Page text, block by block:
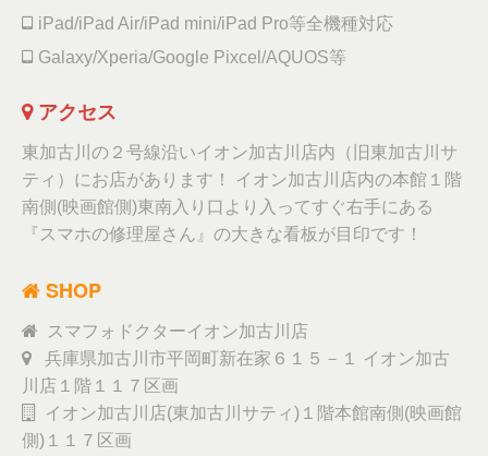
iPad/iPad Air/iPad mini/iPad Pro等全機種対応
Galaxy/Xperia/Google Pixcel/AQUOS等
アクセス
東加古川の２号線沿いイオン加古川店内（旧東加古川サ
ティ）にお店があります！ イオン加古川店内の本館１階
南側(映画館側)東南入り口より入ってすぐ右手にある
『スマホの修理屋さん』の大きな看板が目印です！
SHOP
スマフォドクターイオン加古川店
兵庫県加古川市平岡町新在家６１５－１ イオン加古
川店１階１１７区画
イオン加古川店(東加古川サティ)１階本館南側(映画館
側)１１７区画